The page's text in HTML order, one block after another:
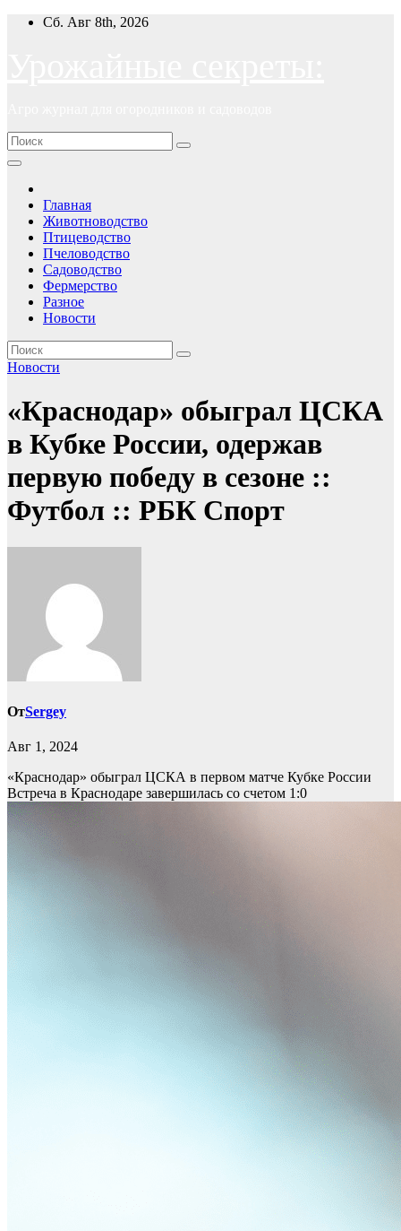
ПерейтиСб. Авг 8th, 2026
Главная
Животноводство
Птицеводство
Пчеловодство
Садоводство
Фермерство
Разное
Новости
Новости
«Краснодар» обыграл ЦСКА
в Кубке России, одержав
первую победу в сезоне ::
Футбол :: РБК Спорт
ОтSergey
Авг 1, 2024
«Краснодар» обыграл ЦСКА в первом матче Кубке России
Встреча в Краснодаре завершилась со счетом 1:0